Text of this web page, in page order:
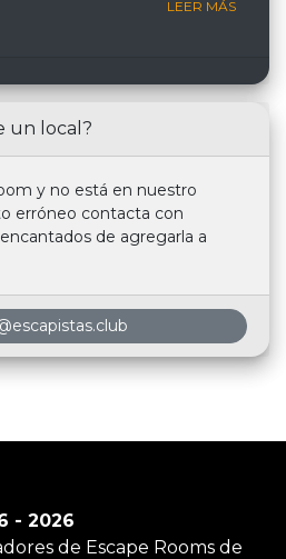
LEER MÁS
un local?
y no está en nuestro
erróneo contacta con
de agregarla a
- 2026
de Escape Rooms de